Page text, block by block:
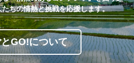
ちの情熱と挑戦を応援します。
GO!について